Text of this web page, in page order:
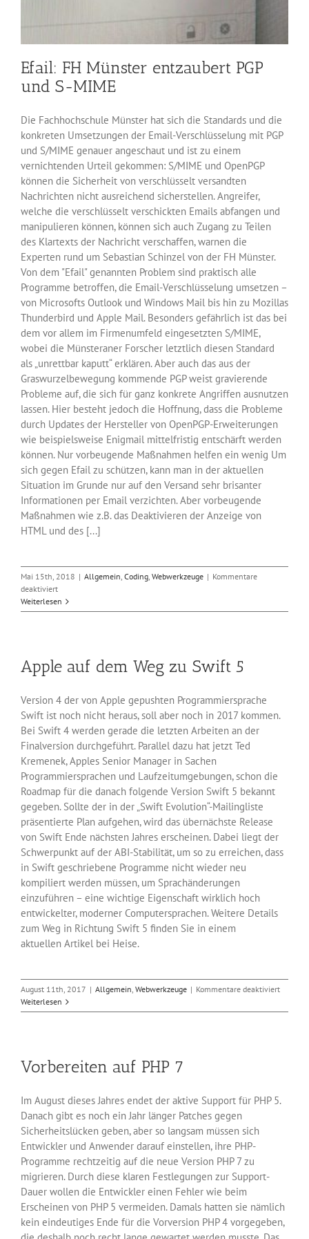
Efail: FH Münster entzaubert PGP
und S-MIME
Die Fachhochschule Münster hat sich die Standards und die
konkreten Umsetzungen der Email-Verschlüsselung mit PGP
und S/MIME genauer angeschaut und ist zu einem
vernichtenden Urteil gekommen: S/MIME und OpenPGP
können die Sicherheit von verschlüsselt versandten
Nachrichten nicht ausreichend sicherstellen. Angreifer,
welche die verschlüsselt verschickten Emails abfangen und
manipulieren können, können sich auch Zugang zu Teilen
des Klartexts der Nachricht verschaffen, warnen die
Experten rund um Sebastian Schinzel von der FH Münster.
Von dem "Efail" genannten Problem sind praktisch alle
Programme betroffen, die Email-Verschlüsselung umsetzen –
von Microsofts Outlook und Windows Mail bis hin zu Mozillas
Thunderbird und Apple Mail. Besonders gefährlich ist das bei
dem vor allem im Firmenumfeld eingesetzten S/MIME,
wobei die Münsteraner Forscher letztlich diesen Standard
als „unrettbar kaputt“ erklären. Aber auch das aus der
Graswurzelbewegung kommende PGP weist gravierende
Probleme auf, die sich für ganz konkrete Angriffen ausnutzen
lassen. Hier besteht jedoch die Hoffnung, dass die Probleme
durch Updates der Hersteller von OpenPGP-Erweiterungen
wie beispielsweise Enigmail mittelfristig entschärft werden
können. Nur vorbeugende Maßnahmen helfen ein wenig Um
sich gegen Efail zu schützen, kann man in der aktuellen
Situation im Grunde nur auf den Versand sehr brisanter
Informationen per Email verzichten. Aber vorbeugende
Maßnahmen wie z.B. das Deaktivieren der Anzeige von
HTML und des [...]
Mai 15th, 2018 | Allgemein, Coding, Webwerkzeuge | Kommentare
deaktiviertfür
Efail:
FH
und
S-
Weiterlesen
Apple auf dem Weg zu Swift 5
Version 4 der von Apple gepushten Programmiersprache
Swift ist noch nicht heraus, soll aber noch in 2017 kommen.
Bei Swift 4 werden gerade die letzten Arbeiten an der
Finalversion durchgeführt. Parallel dazu hat jetzt Ted
Kremenek, Apples Senior Manager in Sachen
Programmiersprachen und Laufzeitumgebungen, schon die
Roadmap für die danach folgende Version Swift 5 bekannt
gegeben. Sollte der in der „Swift Evolution“-Mailingliste
präsentierte Plan aufgehen, wird das übernächste Release
von Swift Ende nächsten Jahres erscheinen. Dabei liegt der
Schwerpunkt auf der ABI-Stabilität, um so zu erreichen, dass
in Swift geschriebene Programme nicht wieder neu
kompiliert werden müssen, um Sprachänderungen
einzuführen – eine wichtige Eigenschaft wirklich hoch
entwickelter, moderner Computersprachen. Weitere Details
zum Weg in Richtung Swift 5 finden Sie in einem
aktuellen Artikel bei Heise.
August 11th, 2017 | Allgemein, Webwerkzeuge | Kommentare deaktiviertfür
auf
Weiterlesen
Vorbereiten auf PHP 7
Im August dieses Jahres endet der aktive Support für PHP 5.
Danach gibt es noch ein Jahr länger Patches gegen
Sicherheitslücken geben, aber so langsam müssen sich
Entwickler und Anwender darauf einstellen, ihre PHP-
Programme rechtzeitig auf die neue Version PHP 7 zu
migrieren. Durch diese klaren Festlegungen zur Support-
Dauer wollen die Entwickler einen Fehler wie beim
Erscheinen von PHP 5 vermeiden. Damals hatten sie nämlich
kein eindeutiges Ende für die Vorversion PHP 4 vorgegeben,